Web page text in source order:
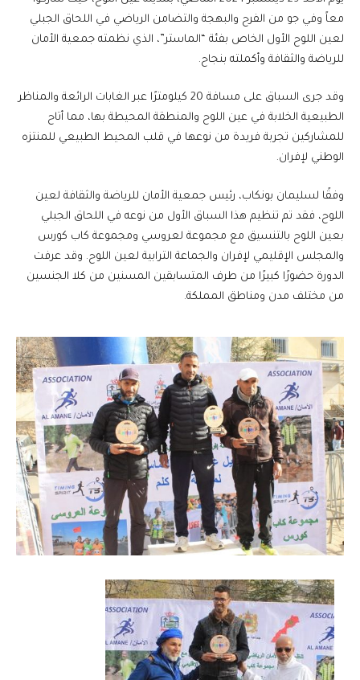
معاً وفي جو من الفرح والبهجة والتضامن الرياضي في اللحاق الجبلي
لعين اللوح الأول الخاص بفئة “الماستر”، الذي نظمته جمعية الأمان
للرياضة والثقافة وأكملته بنجاح.
وقد جرى السباق على مسافة 20 كيلومترًا عبر الغابات الرائعة والمناظر
الطبيعية الخلابة في عين اللوح والمنطقة المحيطة بها، مما أتاح
للمشاركين تجربة فريدة من نوعها في قلب المحيط الطبيعي للمنتزه
الوطني لإفران.
وفقًا لسليمان بونكاب، رئيس جمعية الأمان للرياضة والثقافة لعين
اللوح، فقد تم تنظيم هذا السباق الأول من نوعه في اللحاق الجبلي
بعين اللوح بالتنسيق مع مجموعة لعروسي ومجموعة كاب كورس
والمجلس الإقليمي لإفران والجماعة الترابية لعين اللوح. وقد عرفت
الدورة حضورًا كبيرًا من طرف المتسابقين المسنين من كلا الجنسين
من مختلف مدن ومناطق المملكة.